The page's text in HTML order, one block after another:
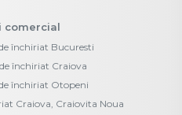
comercial
închiriat Bucuresti
închiriat Craiova
închiriat Otopeni
Craiova, Craiovita Noua